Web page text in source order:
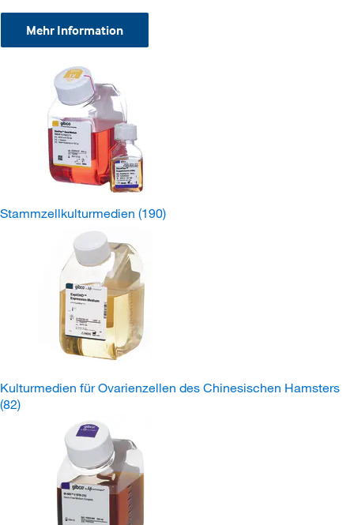
Mehr Information
Stammzellkulturmedien (190)
Kulturmedien für Ovarienzellen des Chinesischen Hamsters
(82)